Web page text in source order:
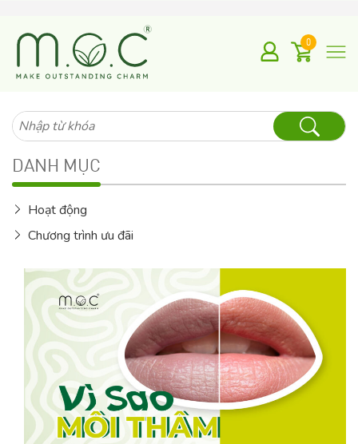
0
Tìm
kiếm
cho:
DANH MỤC
Hoạt động
Chương trình ưu đãi